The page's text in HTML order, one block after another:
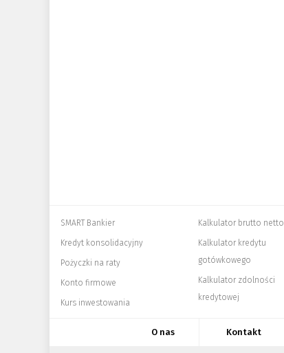
SMART Bankier
Kredyt konsolidacyjny
Pożyczki na raty
Konto firmowe
Kurs inwestowania
Kalkulator brutto netto
Kalkulator kredytu
gotówkowego
Kalkulator zdolności
kredytowej
O nas Kontakt